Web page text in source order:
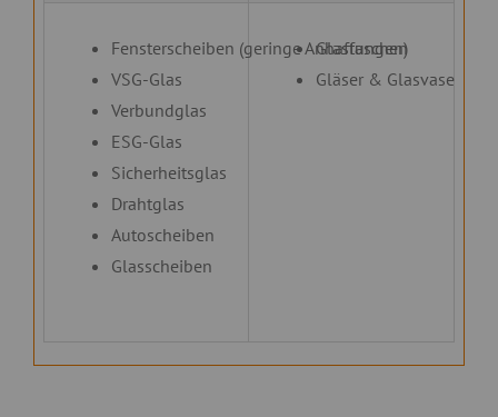
Fensterscheiben (geringe Anhaftungen)
VSG-Glas
Verbundglas
ESG-Glas
Sicherheitsglas
Drahtglas
Autoscheiben
Glasscheiben
Glasfaschen
Gläser & Glasvasen